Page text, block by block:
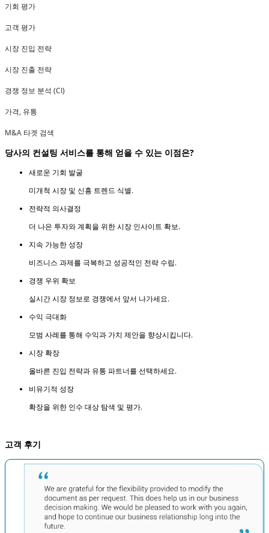
기회 평가
고객 평가
시장 진입 전략
시장 진출 전략
경쟁 정보 분석 (CI)
가격, 유통
M&A 타겟 검색
당사의 컨설팅 서비스를 통해 얻을 수 있는 이점은?
새로운 기회 발굴
미개척 시장 및 신흥 트렌드 식별.
전략적 의사결정
더 나은 투자와 계획을 위한 시장 인사이트 확보.
지속 가능한 성장
비즈니스 과제를 극복하고 성공적인 전략 수립.
경쟁 우위 확보
실시간 시장 정보로 경쟁에서 앞서 나가세요.
수익 극대화
모범 사례를 통해 수익과 가치 제안을 향상시킵니다.
시장 확장
올바른 진입 전략과 유통 파트너를 선택하세요.
비유기적 성장
확장을 위한 인수 대상 탐색 및 평가.
고객 후기